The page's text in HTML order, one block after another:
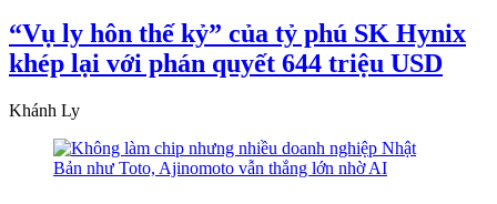
“Vụ ly hôn thế kỷ” của tỷ phú SK Hynix
khép lại với phán quyết 644 triệu USD
Khánh Ly